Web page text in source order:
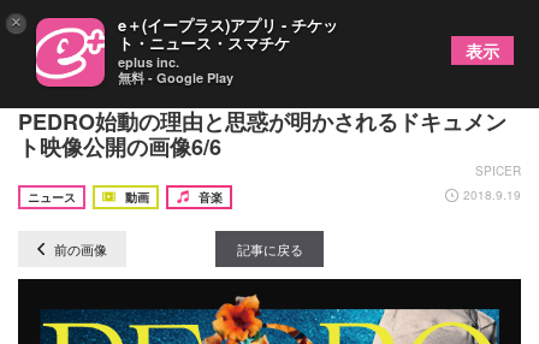
BiSHアユニ・D バンド形態のソロプロジェクト・
PEDRO始動の理由と思惑が明かされるドキュメン
ト映像公開の画像6/6
SPICER
ニュース
動画 音楽 2018.9.19
前の画像 記事に戻る
× e＋(イープラス)アプリ - チケッ
ト・ニュース・スマチケ
eplus inc.
無料 - Google Play
表示